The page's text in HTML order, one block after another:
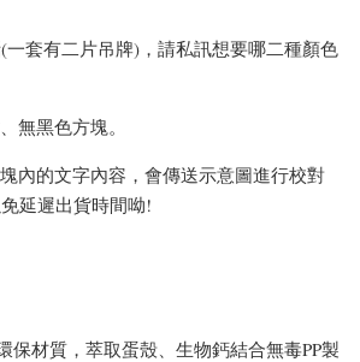
套有二片吊牌)，請私訊想要哪二種顏色
無黑色方塊。
內的文字內容，會傳送示意圖進行校對
延遲出貨時間呦!
材質，萃取蛋殼、生物鈣結合無毒PP製